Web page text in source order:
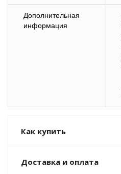
Дополнительная
информация
Как купить
Доставка и оплата